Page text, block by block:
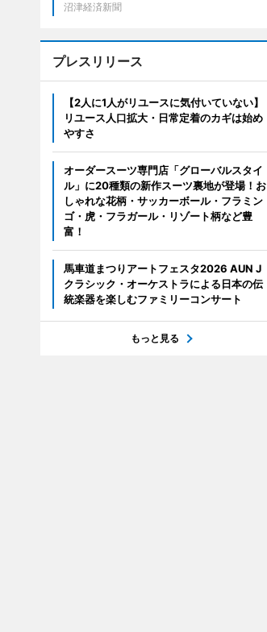
沼津経済新聞
プレスリリース
【2人に1人がリユースに気付いていない】
リユース人口拡大・日常定着のカギは始め
やすさ
オーダースーツ専門店「グローバルスタイ
ル」に20種類の新作スーツ裏地が登場！お
しゃれな花柄・サッカーボール・フラミン
ゴ・虎・フラガール・リゾート柄など豊
富！
馬車道まつりアートフェスタ2026 AUN J
クラシック・オーケストラによる日本の伝
統楽器を楽しむファミリーコンサート
もっと見る